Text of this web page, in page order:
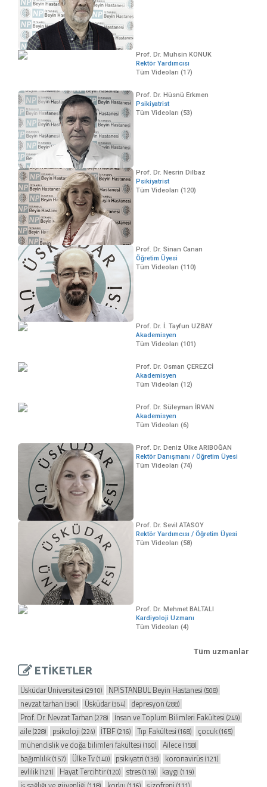
Prof. Dr. Muhsin KONUK
Rektör Yardımcısı
Tüm Videoları (17)
Prof. Dr. Hüsnü Erkmen
Psikiyatrist
Tüm Videoları (53)
Prof. Dr. Nesrin Dilbaz
Psikiyatrist
Tüm Videoları (120)
Prof. Dr. Sinan Canan
Öğretim Üyesi
Tüm Videoları (110)
Prof. Dr. İ. Tayfun UZBAY
Akademisyen
Tüm Videoları (101)
Prof. Dr. Osman ÇEREZCİ
Akademisyen
Tüm Videoları (12)
Prof. Dr. Süleyman İRVAN
Akademisyen
Tüm Videoları (6)
Prof. Dr. Deniz Ülke ARIBOĞAN
Rektör Danışmanı / Öğretim Üyesi
Tüm Videoları (74)
Prof. Dr. Sevil ATASOY
Rektör Yardımcısı / Öğretim Üyesi
Tüm Videoları (58)
Prof. Dr. Mehmet BALTALI
Kardiyoloji Uzmanı
Tüm Videoları (4)
Tüm uzmanlar
ETİKETLER
Üsküdar Üniversitesi (2910) NPİSTANBUL Beyin Hastanesi (508)
nevzat tarhan (390) Üsküdar(364) depresyon(288)
Prof. Dr. Nevzat Tarhan (278) İnsan ve Toplum Bilimleri Fakültesi (249)
aile(228) psikoloji (224) İTBF(216) Tıp Fakültesi(168) çocuk(165)
mühendislik ve doğa bilimleri fakültesi (160) Ailece(158)
bağımlılık(157) Ülke Tv(140) psikiyatri(138) koronavirüs(121)
evlilik(121) Hayat Tercihtir(120) stres(119) kaygı(119)